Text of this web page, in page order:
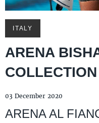
ITALY
ARENA
COLLECTION
03 December 2020
ARENA AL